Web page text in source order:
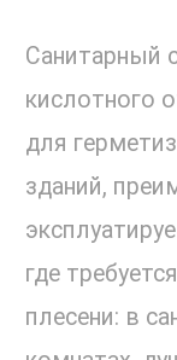
Санитарный
кислотного
для
зданий,
где
плесени: в